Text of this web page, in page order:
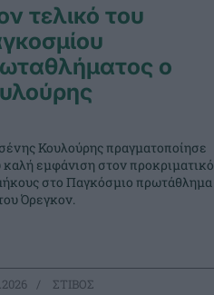
τελικό του
ο
Κουλούρης πραγματοποίησε
καλή εμφάνιση στον προκριματικό
στο Παγκόσμιο πρωτάθλημα
Όρεγκον.
ΣΤΙΒΟΣ